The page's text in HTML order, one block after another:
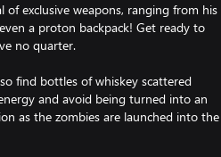
of exclusive weapons, ranging from his
a proton backpack! Get ready to
no quarter.
find bottles of whiskey scattered
and avoid being turned into an
as the zombies are launched into the